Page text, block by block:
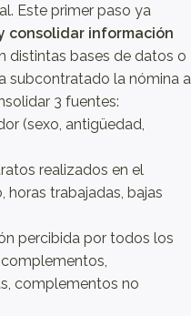
Este primer paso ya
consolidar información
distintas bases de datos o
subcontratado la nómina a
3 fuentes:
(sexo, antigüedad,
realizados en el
trabajadas, bajas
percibida por todos los
complementos no